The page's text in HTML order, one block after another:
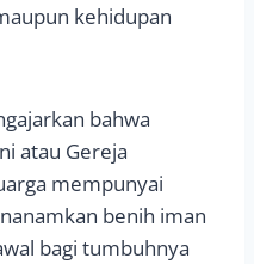
kehidupan
bahwa
atau Gereja
mempunyai
benih iman
bagi tumbuhnya